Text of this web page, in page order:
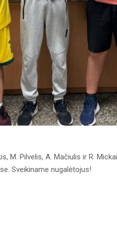
M. Pilvelis, A. Mačiulis ir R.
Sveikiname nugalėtojus!